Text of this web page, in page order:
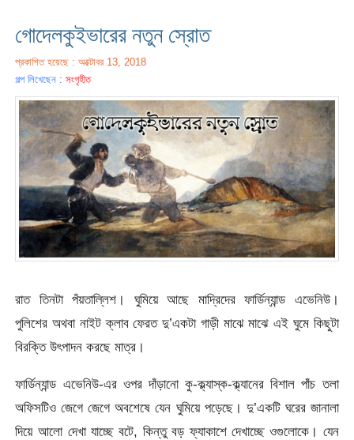
গোদেলকুইভারের নতুন স্রোত
প্রকাশিত হয়েছে : অক্টোবর 13, 2018
গল্প লিখেছেন :সংগৃহীত
রাত তিনটা পঁয়তাল্লিশ। ঘুমিয়ে আছে মাদ্রিদের ফার্ডিন্যান্ড এভেনিউ।
পুলিশের অথবা নাইট ক্লাব ফেরত দু’একটা গাড়ী মাঝে মাঝে এই ঘুমে কিছুটা
বিরক্তি উৎপাদন করছে মাত্র।
ফার্ডিন্যান্ড এভেনিউ-এর ওপর দাঁড়ানো কু-ক্ল্যাস্ক-ক্ল্যানের বিশাল পাঁচ তলা
অফিসটিও জেগে জেগে অবশেষে যেন ঘুমিয়ে পড়েছে। দু’একটি ঘরের জানালা
দিয়ে আলো দেখা যাচ্ছে বটে, কিন্তু বড় ফ্যাকাশে দেখাচ্ছে ওগুলোকে। যেন